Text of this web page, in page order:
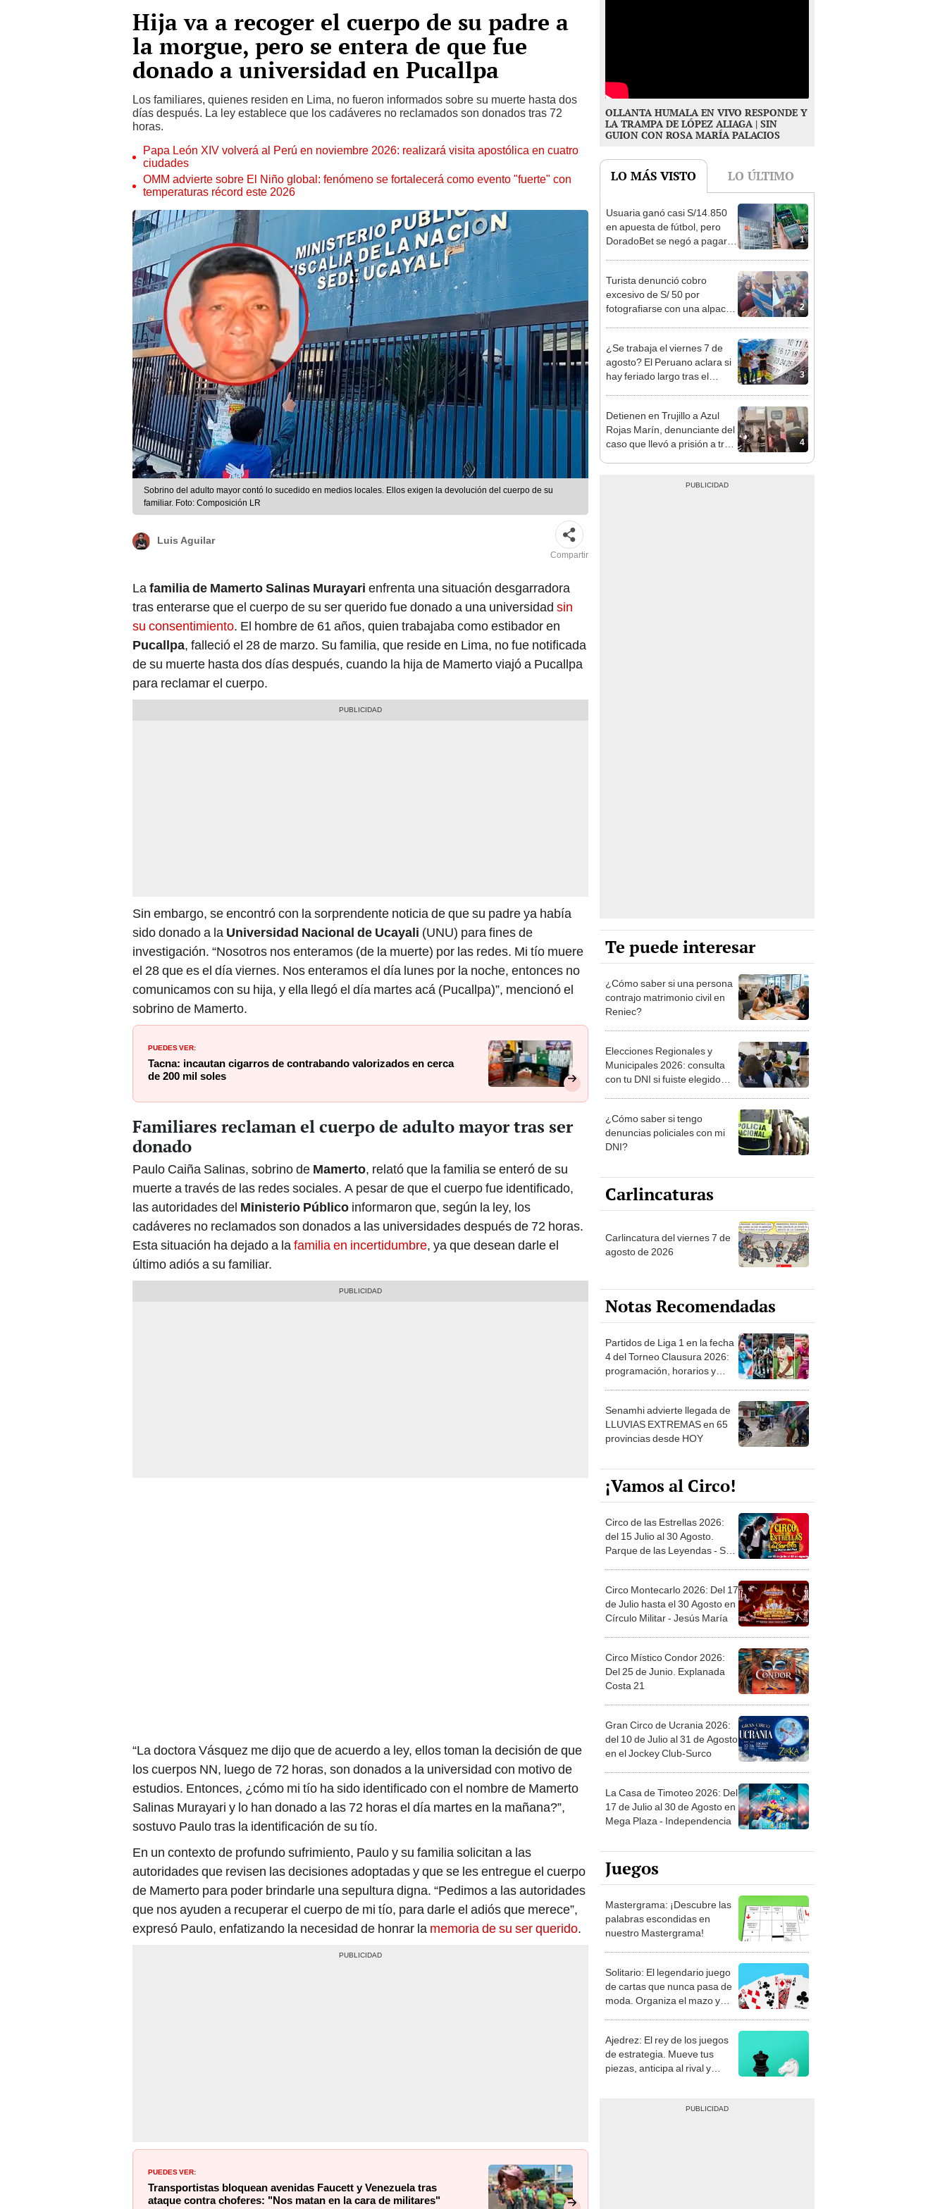
Hija va a recoger el cuerpo de su padre a
la morgue, pero se entera de que fue
donado a universidad en Pucallpa
Los familiares, quienes residen en Lima, no fueron informados sobre su muerte hasta dos
días después. La ley establece que los cadáveres no reclamados son donados tras 72
horas.
Papa León XIV volverá al Perú en noviembre 2026: realizará visita apostólica en cuatro
ciudades
OMM advierte sobre El Niño global: fenómeno se fortalecerá como evento "fuerte" con
temperaturas récord este 2026
Sobrino del adulto mayor contó lo sucedido en medios locales. Ellos exigen la devolución del cuerpo de su
familiar. Foto: Composición LR
Luis Aguilar
Compartir
Lafamilia de Mamerto Salinas Murayari enfrenta una situación desgarradora
tras enterarse que el cuerpo de su ser querido fue donado a una universidad sin
su consentimiento. El hombre de 61 años, quien trabajaba como estibador en
Pucallpa, falleció el 28 de marzo. Su familia, que reside en Lima, no fue notificada
de su muerte hasta dos días después, cuando la hija de Mamerto viajó a Pucallpa
para reclamar el cuerpo.
Sin embargo, se encontró con la sorprendente noticia de que su padre ya había
sido donado a la Universidad Nacional de Ucayali (UNU) para fines de
investigación. “Nosotros nos enteramos (de la muerte) por las redes. Mi tío muere
el 28 que es el día viernes. Nos enteramos el día lunes por la noche, entonces no
comunicamos con su hija, y ella llegó el día martes acá (Pucallpa)”, mencionó el
sobrino de Mamerto.
PUEDES VER:
Tacna: incautan cigarros de contrabando valorizados en cerca
de 200 mil soles
Familiares reclaman el cuerpo de adulto mayor tras ser
donado
Paulo Caiña Salinas, sobrino de Mamerto, relató que la familia se enteró de su
muerte a través de las redes sociales. A pesar de que el cuerpo fue identificado,
las autoridades del Ministerio Público informaron que, según la ley, los
cadáveres no reclamados son donados a las universidades después de 72 horas.
Esta situación ha dejado a lafamilia en incertidumbre, ya que desean darle el
último adiós a su familiar.
“La doctora Vásquez me dijo que de acuerdo a ley, ellos toman la decisión de que
los cuerpos NN, luego de 72 horas, son donados a la universidad con motivo de
estudios. Entonces, ¿cómo mi tío ha sido identificado con el nombre de Mamerto
Salinas Murayari y lo han donado a las 72 horas el día martes en la mañana?”,
sostuvo Paulo tras la identificación de su tío.
En un contexto de profundo sufrimiento, Paulo y su familia solicitan a las
autoridades que revisen las decisiones adoptadas y que se les entregue el cuerpo
de Mamerto para poder brindarle una sepultura digna. “Pedimos a las autoridades
que nos ayuden a recuperar el cuerpo de mi tío, para darle el adiós que merece”,
expresó Paulo, enfatizando la necesidad de honrar la memoria de su ser querido.
PUEDES VER:
Transportistas bloquean avenidas Faucett y Venezuela tras
ataque contra choferes: "Nos matan en la cara de militares"
OLLANTA HUMALA EN VIVO RESPONDE Y
LA TRAMPA DE LÓPEZ ALIAGA | SIN
GUION CON ROSA MARÍA PALACIOS
LO MÁS VISTO LO ÚLTIMO
1
Usuaria ganó casi S/14.850
en apuesta de fútbol, pero
DoradoBet se negó a pagar:
2
Turista denunció cobro
excesivo de S/ 50 por
fotografiarse con una alpaca
3
¿Se trabaja el viernes 7 de
agosto? El Peruano aclara si
hay feriado largo tras el
4
Detienen en Trujillo a Azul
Rojas Marín, denunciante del
caso que llevó a prisión a tres
Te puede interesar
¿Cómo saber si una persona
contrajo matrimonio civil en
Reniec?
Elecciones Regionales y
Municipales 2026: consulta
con tu DNI si fuiste elegido
la ONPE
¿Cómo saber si tengo
denuncias policiales con mi
DNI?
Carlincaturas
Carlincatura del viernes 7 de
agosto de 2026
Notas Recomendadas
Partidos de Liga 1 en la fecha
4 del Torneo Clausura 2026:
programación, horarios y
Senamhi advierte llegada de
LLUVIAS EXTREMAS en 65
provincias desde HOY
¡Vamos al Circo!
Circo de las Estrellas 2026:
del 15 Julio al 30 Agosto.
Parque de las Leyendas - San
Circo Montecarlo 2026: Del 17
de Julio hasta el 30 Agosto en
Círculo Militar - Jesús María
Circo Místico Condor 2026:
Del 25 de Junio. Explanada
Costa 21
Gran Circo de Ucrania 2026:
del 10 de Julio al 31 de Agosto
en el Jockey Club-Surco
La Casa de Timoteo 2026: Del
17 de Julio al 30 de Agosto en
Mega Plaza - Independencia
Juegos
Mastergrama: ¡Descubre las
palabras escondidas en
nuestro Mastergrama!
Solitario: El legendario juego
de cartas que nunca pasa de
moda. Organiza el mazo y
Ajedrez: El rey de los juegos
de estrategia. Mueve tus
piezas, anticipa al rival y